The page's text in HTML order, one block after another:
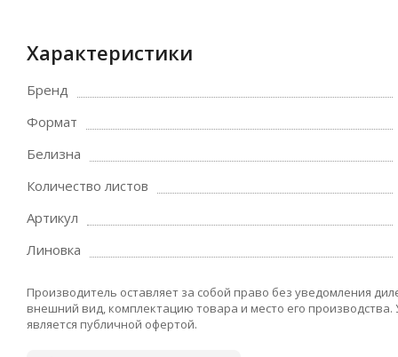
Характеристики
Бренд
Формат
Белизна
Количество листов
Артикул
Линовка
Производитель оставляет за собой право без уведомления
внешний вид, комплектацию товара и место его
является публичной офертой.